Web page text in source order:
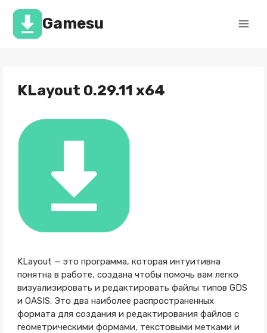
Перейти
содержимомуGamesu
KLayout 0.29.11 x64
KLayout — это программа, которая интуитивна
понятна в работе, создана чтобы помочь вам легко
визуализировать и редактировать файлы типов GDS
и OASIS. Это два наиболее распространенных
формата для создания и редактирования файлов с
геометрическими формами, текстовыми метками и